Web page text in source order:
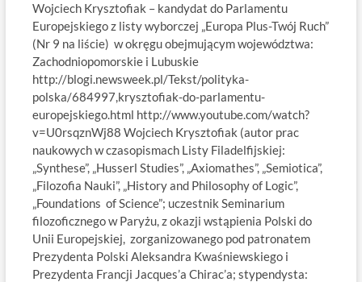
t
Wojciech Krysztofiak – kandydat do Parlamentu
Europejskiego z listy wyborczej „Europa Plus-Twój Ruch”
(Nr 9 na liście) w okręgu obejmującym województwa:
Zachodniopomorskie i Lubuskie
http://blogi.newsweek.pl/Tekst/polityka-
polska/684997,krysztofiak-do-parlamentu-
europejskiego.html http://www.youtube.com/watch?
v=U0rsqznWj88 Wojciech Krysztofiak (autor prac
naukowych w czasopismach Listy Filadelfijskiej:
„Synthese”, „Husserl Studies”, „Axiomathes”, „Semiotica”,
„Filozofia Nauki”, „History and Philosophy of Logic”,
„Foundations of Science”; uczestnik Seminarium
filozoficznego w Paryżu, z okazji wstąpienia Polski do
Unii Europejskiej, zorganizowanego pod patronatem
Prezydenta Polski Aleksandra Kwaśniewskiego i
Prezydenta Francji Jacques’a Chirac’a; stypendysta: